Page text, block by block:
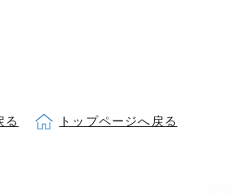
る トップページへ戻る